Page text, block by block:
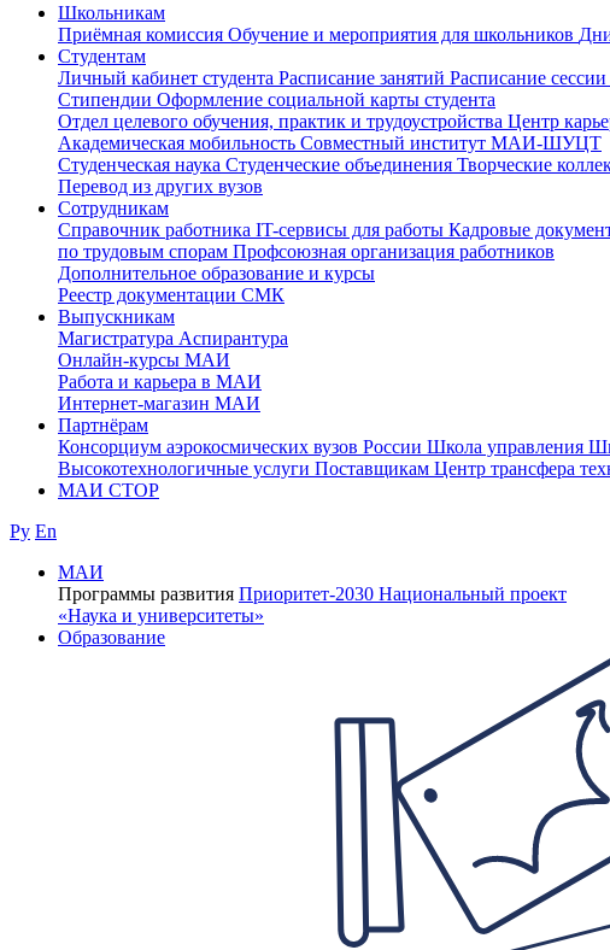
Школьникам
Приёмная комиссия Обучение и мероприятия для школьников
Студентам
Личный кабинет студента Расписание занятий Расписание сессии
Стипендии Оформление социальной карты студента
Отдел целевого обучения, практик и трудоустройства Центр
Академическая мобильность Совместный институт МАИ-ШУЦТ
Студенческая наука Студенческие объединения Творческие
Перевод из других вузов
Сотрудникам
Cправочник работника IT-сервисы для работы Кадровые
по трудовым спорам Профсоюзная организация работников
Дополнительное образование и курсы
Реестр документации СМК
Выпускникам
Магистратура Аспирантура
Онлайн-курсы МАИ
Работа и карьера в МАИ
Интернет-магазин МАИ
Партнёрам
Консорциум аэрокосмических вузов России Школа управления
Высокотехнологичные услуги Поставщикам Центр трансфера
МАИ СТОР
Ру En
МАИ
Программы развития Приоритет-2030 Национальный проект
«Наука и университеты»
Образование